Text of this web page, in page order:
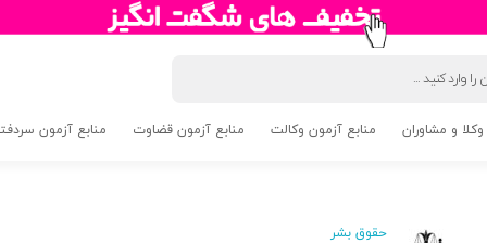
و مشاوران منابع آزمون وکالت منابع آزمون قضاوت منابع آزمون سردفتری
حقوق بشر